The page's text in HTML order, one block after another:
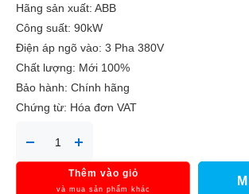
Hãng sản xuất: ABB
Công suất: 90kW
Điện áp ngõ vào: 3 Pha 380V
Chất lượng: Mới 100%
Bảo hành: Chính hãng
Chứng từ: Hóa đơn VAT
Thêm vào giỏ
và mua sản phẩm khác